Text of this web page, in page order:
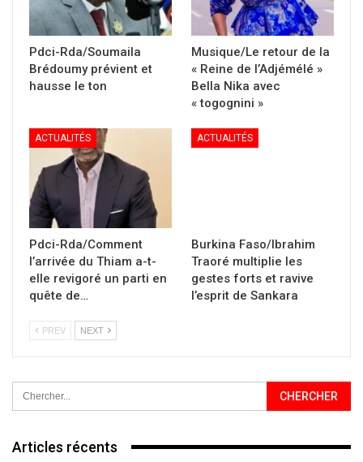
Pdci-Rda/Soumaila
Brédoumy prévient et
hausse le ton
Musique/Le retour de la
« Reine de l’Adjémélé »
Bella Nika avec
« togognini »
ACTUALITÉS
Pdci-Rda/Comment
l’arrivée du Thiam a-t-
elle revigoré un parti en
quête de…
ACTUALITÉS
Burkina Faso/Ibrahim
Traoré multiplie les
gestes forts et ravive
l’esprit de Sankara
PREV NEXT
Articles récents